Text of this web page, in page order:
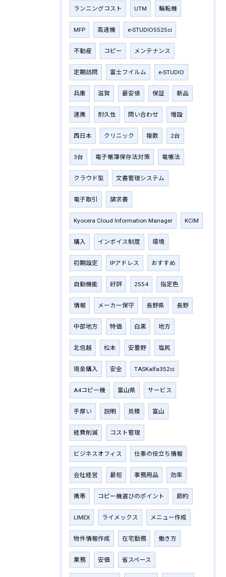
ランニングコスト UTM 輪転機
MFP 高速機 e-STUDIO5525ci
不動産 コピー メンテナンス
定期訪問 富士フイルム e-STUDIO
兵庫 滋賀 最安値 保証 新品
連携 耐久性 問い合わせ 増設
西日本 クリニック 複数 2台
3台 電子帳簿保存法対策 電帳法
クラウド型 文書管理システム
電子取引 請求書
Kyocera Cloud Information Manager KCIM
購入 インボイス制度 環境
初期設定 IPアドレス おすすめ
自動機能 好評 2554 指定色
情報 メーカー保守 長野県 長野
中部地方 特価 白黒 地方
北信越 松本 安曇野 塩尻
現金購入 安全 TASKalfa352ci
A4コピー機 富山県 サービス
手厚い 説明 見積 富山
経費削減 コスト管理
ビジネスオフィス 仕事の役立ち情報
会社経営 最短 事務用品 効率
携帯 コピー機選びのポイント 節約
LIMEX ライメックス メニュー作成
物件情報作成 在宅勤務 働き方
業務 安価 省スペース